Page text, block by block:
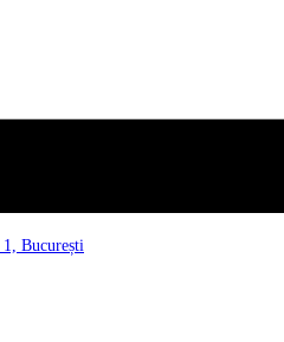
1, București